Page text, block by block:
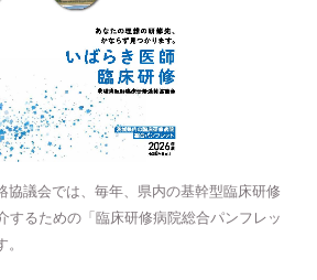
協議会では、毎年、県内の基幹型臨床研修
するための「臨床研修病院総合パンフレッ